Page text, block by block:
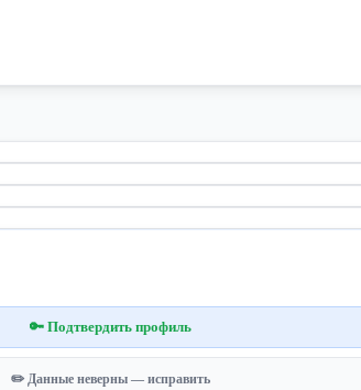
🔑 Подтвердить профиль
✏️ Данные неверны — исправить